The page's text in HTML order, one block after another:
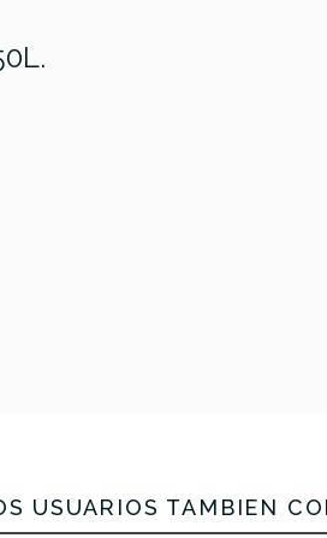
USUARIOS TAMBIÉN